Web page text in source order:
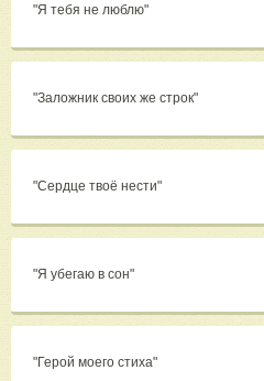
"Я тебя не люблю"
"Заложник своих же строк"
"Сердце твоё нести"
"Я убегаю в сон"
"Герой моего стиха"